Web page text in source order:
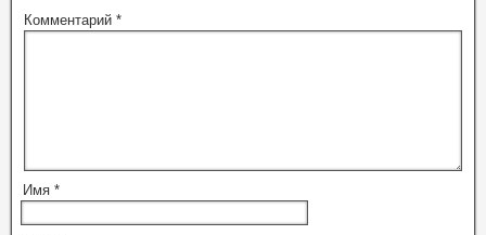
Комментарий *
Имя *